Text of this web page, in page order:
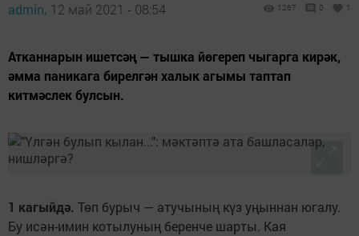
admin, 12 май 2021 - 08:54 1267 0 1
Атканнарын ишетсәң — тышка йөгереп чыгарга кирәк,
әмма паникага бирелгән халык агымы таптап
китмәслек булсын.
1 кагыйдә. Төп бурыч — атучының күз уңыннан югалу.
Бу исән-имин котылуның беренче шарты. Кая